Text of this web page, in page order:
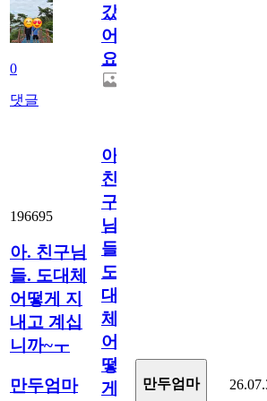
0
댓글
갔
어
요.
196695
아. 친구님
들. 도대체
어떻게 지
내고 계십
니까~ㅜ
만두엄마
아.
친
구
님
들.
도
대
체
어
떻
게
만두엄마